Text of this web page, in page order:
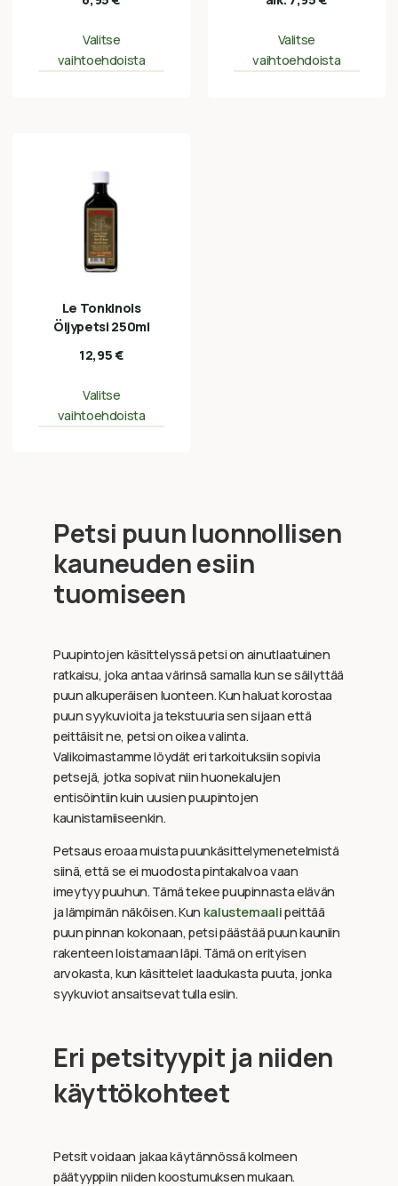
Valitse
vaihtoehdoista
Valitse
vaihtoehdoista
Le Tonkinois
Öljypetsi 250ml
12,95€
Valitse
vaihtoehdoista
Petsi puun luonnollisen
kauneuden esiin
tuomiseen
Puupintojen käsittelyssä petsi on ainutlaatuinen
ratkaisu, joka antaa värinsä samalla kun se säilyttää
puun alkuperäisen luonteen. Kun haluat korostaa
puun syykuvioita ja tekstuuria sen sijaan että
peittäisit ne, petsi on oikea valinta.
Valikoimastamme löydät eri tarkoituksiin sopivia
petsejä, jotka sopivat niin huonekalujen
entisöintiin kuin uusien puupintojen
kaunistamiiseenkin.
Petsaus eroaa muista puunkäsittelymenetelmistä
siinä, että se ei muodosta pintakalvoa vaan
imeytyy puuhun. Tämä tekee puupinnasta elävän
ja lämpimän näköisen. Kun kalustemaalipeittää
puun pinnan kokonaan, petsi päästää puun kauniin
rakenteen loistamaan läpi. Tämä on erityisen
arvokasta, kun käsittelet laadukasta puuta, jonka
syykuviot ansaitsevat tulla esiin.
Eri petsityypit ja niiden
käyttökohteet
Petsit voidaan jakaa käytännössä kolmeen
päätyyppiin niiden koostumuksen mukaan.